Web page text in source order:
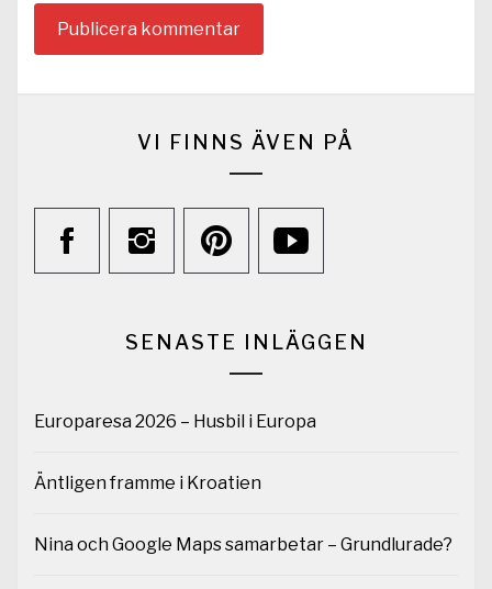
VI FINNS ÄVEN PÅ
SENASTE INLÄGGEN
Europaresa 2026 – Husbil i Europa
Äntligen framme i Kroatien
Nina och Google Maps samarbetar – Grundlurade?